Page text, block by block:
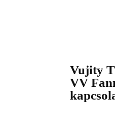
Vujity
VV